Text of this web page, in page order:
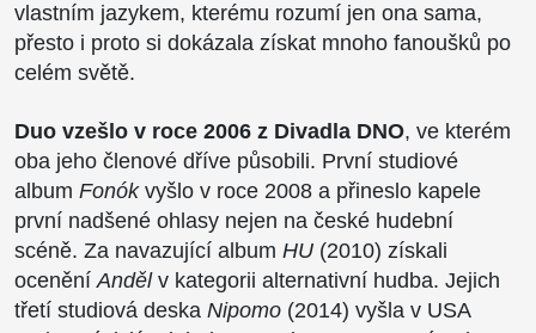
vlastním jazykem, kterému rozumí jen ona sama,
přesto i proto si dokázala získat mnoho fanoušků po
celém světě.
Duo vzešlo v roce 2006 z Divadla DNO, ve kterém
oba jeho členové dříve působili. První studiové
album Fonókvyšlo v roce 2008 a přineslo kapele
první nadšené ohlasy nejen na české hudební
scéně. Za navazující album HU (2010) získali
oceněníAndělv kategorii alternativní hudba. Jejich
třetí studiová deska Nipomo (2014) vyšla v USA